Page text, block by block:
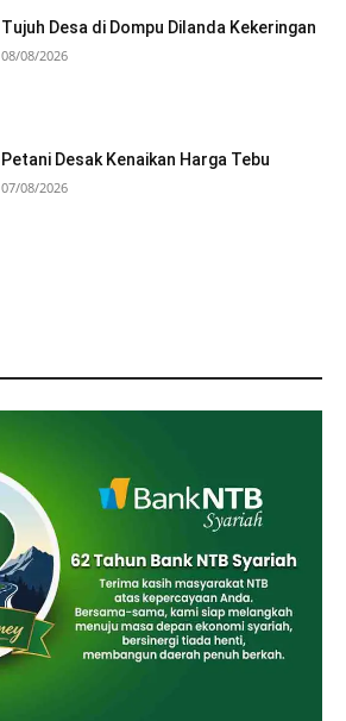
Tujuh Desa di Dompu Dilanda Kekeringan
08/08/2026
Petani Desak Kenaikan Harga Tebu
07/08/2026